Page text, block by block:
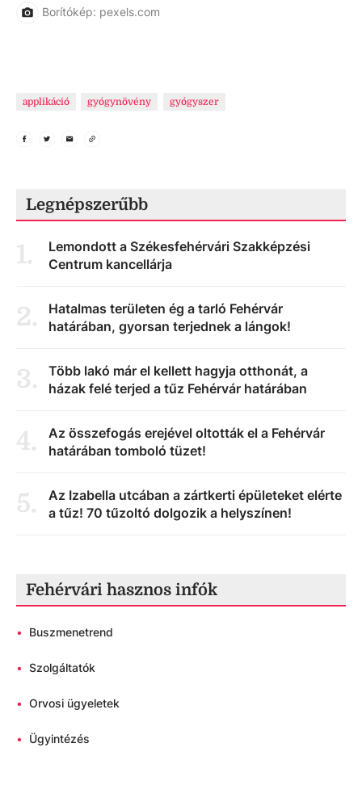
Borítókép: pexels.com
applikáció gyógynövény gyógyszer
Legnépszerűbb
1.
Lemondott a Székesfehérvári Szakképzési
Centrum kancellárja
2.
Hatalmas területen ég a tarló Fehérvár
határában, gyorsan terjednek a lángok!
3.
Több lakó már el kellett hagyja otthonát, a
házak felé terjed a tűz Fehérvár határában
4.
Az összefogás erejével oltották el a Fehérvár
határában tomboló tüzet!
5.
Az Izabella utcában a zártkerti épületeket elérte
a tűz! 70 tűzoltó dolgozik a helyszínen!
Fehérvári hasznos infók
• Buszmenetrend
• Szolgáltatók
• Orvosi ügyeletek
• Ügyintézés